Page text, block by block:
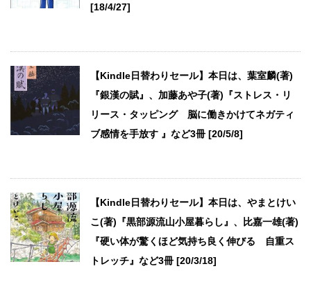
[18/4/27]
【Kindle日替わりセール】本日は、葉室麟(著)
『銀漢の賦』、加藤あや子(著)『ストレス・リ
リース・タッピング 脳に働きかけてネガティ
ブ感情を手放す 』など3冊 [20/5/8]
【Kindle日替わりセール】本日は、やまとけい
こ(著)『黒部源流山小屋暮らし』、比嘉一雄(著)
『硬い体が驚くほど気持ち良く伸びる 自重ス
トレッチ』など3冊 [20/3/18]